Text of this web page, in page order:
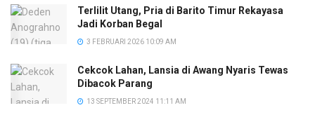
Terlilit Utang, Pria di Barito Timur Rekayasa
Jadi Korban Begal
3 FEBRUARI 2026 10:09 AM
Cekcok Lahan, Lansia di Awang Nyaris Tewas
Dibacok Parang
13 SEPTEMBER 2024 11:11 AM